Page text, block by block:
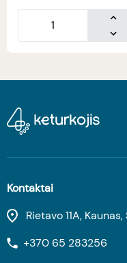
Kontaktai
Rietavo 11A,
+370 65 283256